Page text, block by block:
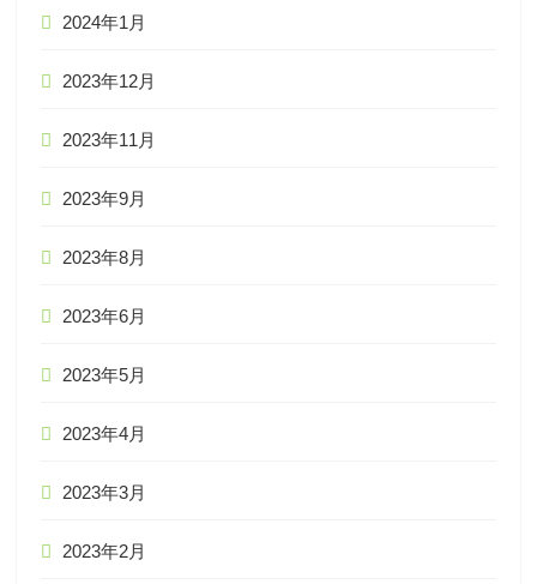
2024年1月
2023年12月
2023年11月
2023年9月
2023年8月
2023年6月
2023年5月
2023年4月
2023年3月
2023年2月